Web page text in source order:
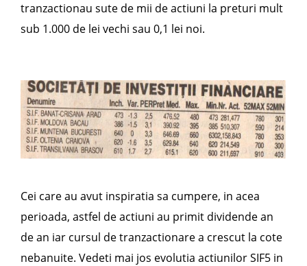
tranzactionau sute de mii de actiuni la preturi mult
sub 1.000 de lei vechi sau 0,1 lei noi.
Cei care au avut inspiratia sa cumpere, in acea
perioada, astfel de actiuni au primit dividende an
de an iar cursul de tranzactionare a crescut la cote
nebanuite. Vedeti mai jos evolutia actiunilor SIF5 in